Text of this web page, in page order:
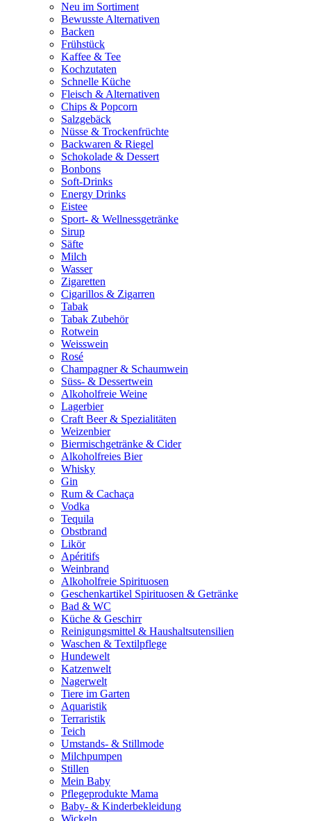
Neu im Sortiment
Bewusste Alternativen
Backen
Frühstück
Kaffee & Tee
Kochzutaten
Schnelle Küche
Fleisch & Alternativen
Chips & Popcorn
Salzgebäck
Nüsse & Trockenfrüchte
Backwaren & Riegel
Schokolade & Dessert
Bonbons
Soft-Drinks
Energy Drinks
Eistee
Sport- & Wellnessgetränke
Sirup
Säfte
Milch
Wasser
Zigaretten
Cigarillos & Zigarren
Tabak
Tabak Zubehör
Rotwein
Weisswein
Rosé
Champagner & Schaumwein
Süss- & Dessertwein
Alkoholfreie Weine
Lagerbier
Craft Beer & Spezialitäten
Weizenbier
Biermischgetränke & Cider
Alkoholfreies Bier
Whisky
Gin
Rum & Cachaça
Vodka
Tequila
Obstbrand
Likör
Apéritifs
Weinbrand
Alkoholfreie Spirituosen
Geschenkartikel Spirituosen & Getränke
Bad & WC
Küche & Geschirr
Reinigungsmittel & Haushaltsutensilien
Waschen & Textilpflege
Hundewelt
Katzenwelt
Nagerwelt
Tiere im Garten
Aquaristik
Terraristik
Teich
Umstands- & Stillmode
Milchpumpen
Stillen
Mein Baby
Pflegeprodukte Mama
Baby- & Kinderbekleidung
Wickeln